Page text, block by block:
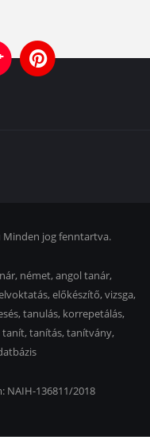
jog fenntartva.
német, angol tanár,
előkészítő, vizsga,
tanulás, korrepetálás,
tanítás, tanítvány,
NAIH-136811/2018